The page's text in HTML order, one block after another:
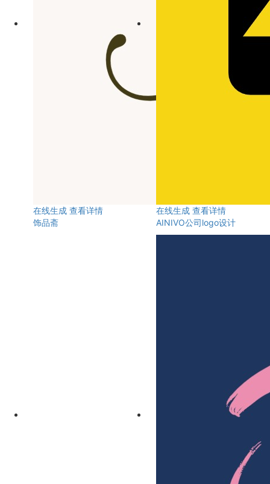
在线生成 查看详情
饰品斋
在线生成 查看详情
AINIVO公司logo设计